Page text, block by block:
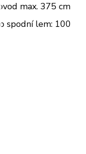
max. 375 cm
spodní lem: 100